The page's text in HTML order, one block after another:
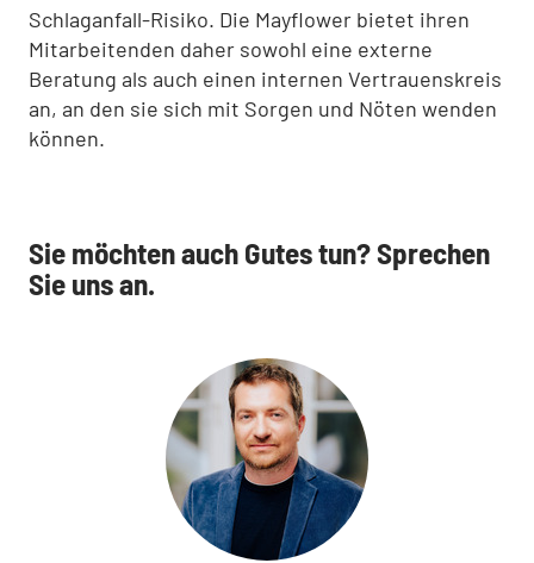
Schlaganfall-Risiko. Die Mayflower bietet ihren
Mitarbeitenden daher sowohl eine externe
Beratung als auch einen internen Vertrauenskreis
an, an den sie sich mit Sorgen und Nöten wenden
können.
Sie möchten auch Gutes tun? Sprechen
Sie uns an.